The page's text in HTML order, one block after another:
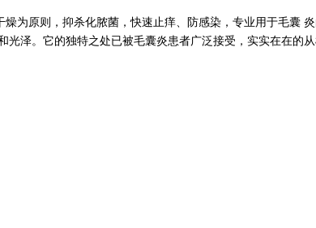
为原则，抑杀化脓菌，快速止痒、防感染，专业用于毛囊
泽。它的独特之处已被毛囊炎患者广泛接受，实实在在的